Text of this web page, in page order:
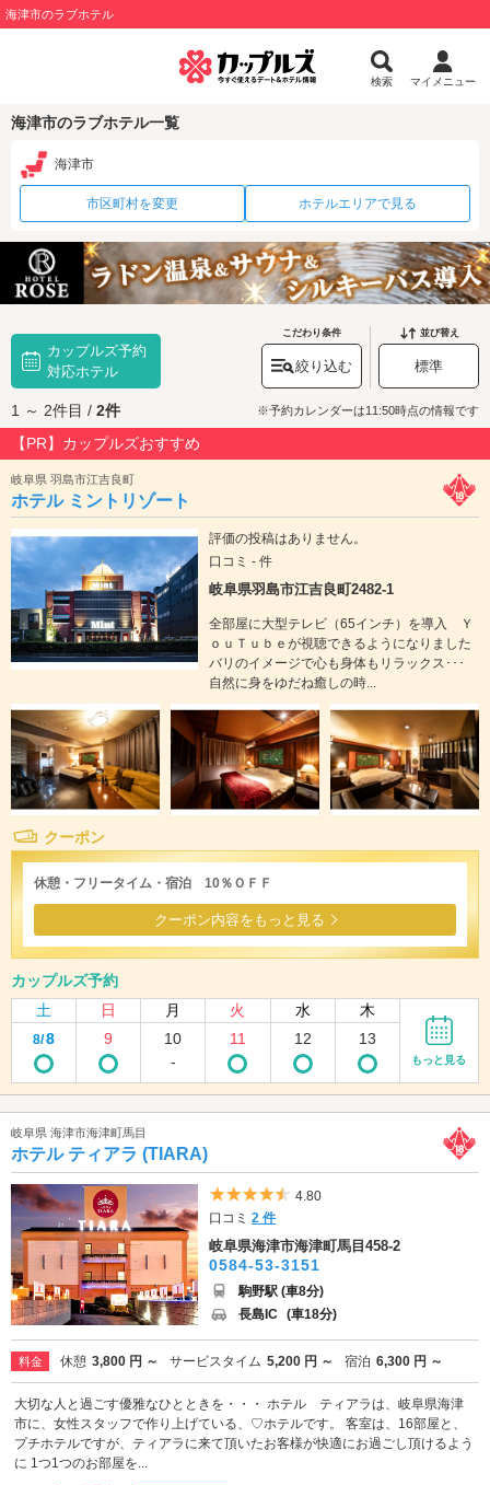
海津市のラブホテル
検索 マイメニュー
海津市のラブホテル一覧
海津市
市区町村を変更 ホテルエリアで見る
カップルズ予約
対応ホテル
こだわり条件
絞り込む
並び替え
標準
1 ～ 2件目 / 2件 ※予約カレンダーは11:50時点の情報です
【PR】カップルズおすすめ
岐阜県 羽島市江吉良町
ホテル ミントリゾート
評価の投稿はありません。
口コミ - 件
岐阜県羽島市江吉良町2482-1
全部屋に大型テレビ（65インチ）を導入 Ｙ
ｏｕＴｕｂｅが視聴できるようになりました
バリのイメージで心も身体もリラックス･･･
自然に身をゆだね癒しの時...
クーポン
休憩・フリータイム・宿泊 10％ＯＦＦ
クーポン内容をもっと見る
カップルズ予約
土
日 月 火 水 木
8/8 9
10
-
11 12 13
もっと見る
岐阜県 海津市海津町馬目
ホテル ティアラ (TIARA)
5つ星のうち4.5
4.80
口コミ2 件
岐阜県海津市海津町馬目458-2
0584-53-3151
駒野駅 (車8分)
長島IC (車18分)
料金 休憩 3,800 円 ～ サービスタイム 5,200 円 ～ 宿泊 6,300 円 ～
大切な人と過ごす優雅なひとときを・・・ ホテル ティアラは、岐阜県海津
市に、女性スタッフで作り上げている、♡ホテルです。 客室は、16部屋と、
プチホテルですが、ティアラに来て頂いたお客様が快適にお過ごし頂けるよう
に 1つ1つのお部屋を...